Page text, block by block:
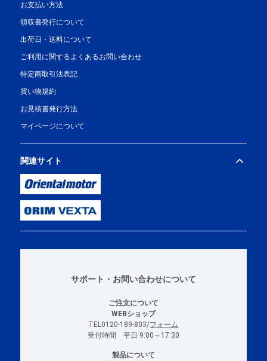
お支払い方法
領収書発行について
出荷日・送料について
ご利用に関するよくあるお問い合わせ
特定商取引法表記
買い物規約
お見積書発行方法
マイページについて
関連サイト
サポート・お問い合わせについて
ご注文について
WEBショップ
TEL0120-189-803/フォーム
受付時間 平日 9:00～17:30
製品について